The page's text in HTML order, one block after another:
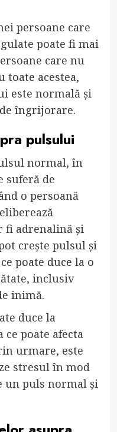
persoane care
poate fi mai
care nu
toate acestea,
este normală și
îngrijorare.
pulsului
normal, în
suferă de
o persoană
fi adrenalină și
crește pulsul și
poate duce la o
inclusiv
inimă.
duce la
ce poate afecta
urmare, este
stresul în mod
un puls normal și